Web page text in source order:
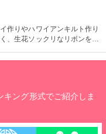
での270年間、王宮として使
作りやハワイアンキルト作り
、生花ソックリなリボンを使
キですよね。
ング形式でご紹介しま